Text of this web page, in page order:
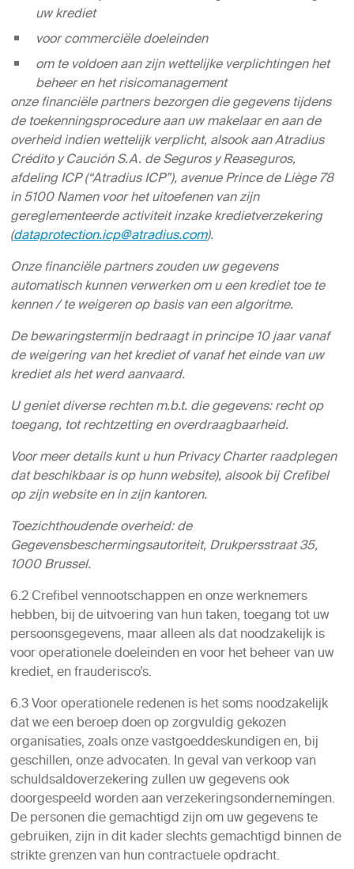
uw krediet
voor commerciële doeleinden
om te voldoen aan zijn wettelijke verplichtingen het
beheer en het risicomanagement
onze financiële partners bezorgen die gegevens tijdens
de toekenningsprocedure aan uw makelaar en aan de
overheid indien wettelijk verplicht, alsook aan Atradius
Crédito y Caución S.A. de Seguros y Reaseguros,
afdeling ICP (“Atradius ICP”), avenue Prince de Liège 78
in 5100 Namen voor het uitoefenen van zijn
gereglementeerde activiteit inzake kredietverzekering
(dataprotection.icp@atradius.com).
Onze financiële partners zouden uw gegevens
automatisch kunnen verwerken om u een krediet toe te
kennen / te weigeren op basis van een algoritme.
De bewaringstermijn bedraagt in principe 10 jaar vanaf
de weigering van het krediet of vanaf het einde van uw
krediet als het werd aanvaard.
U geniet diverse rechten m.b.t. die gegevens: recht op
toegang, tot rechtzetting en overdraagbaarheid.
Voor meer details kunt u hun Privacy Charter raadplegen
dat beschikbaar is op hunn website), alsook bij Crefibel
op zijn website en in zijn kantoren.
Toezichthoudende overheid: de
Gegevensbeschermingsautoriteit, Drukpersstraat 35,
1000 Brussel.
6.2 Crefibel vennootschappen en onze werknemers
hebben, bij de uitvoering van hun taken, toegang tot uw
persoonsgegevens, maar alleen als dat noodzakelijk is
voor operationele doeleinden en voor het beheer van uw
krediet, en frauderisco’s.
6.3 Voor operationele redenen is het soms noodzakelijk
dat we een beroep doen op zorgvuldig gekozen
organisaties, zoals onze vastgoeddeskundigen en, bij
geschillen, onze advocaten. In geval van verkoop van
schuldsaldoverzekering zullen uw gegevens ook
doorgespeeld worden aan verzekeringsondernemingen.
De personen die gemachtigd zijn om uw gegevens te
gebruiken, zijn in dit kader slechts gemachtigd binnen de
strikte grenzen van hun contractuele opdracht.